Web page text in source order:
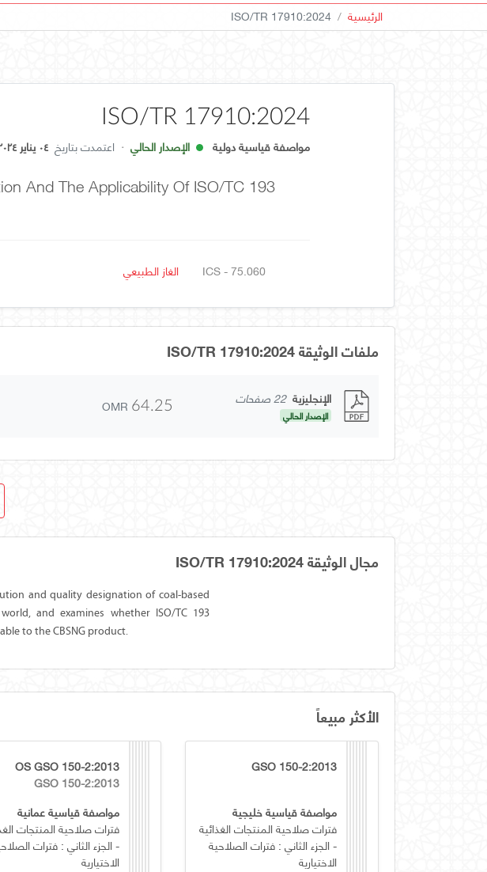
الرئيسية ISO/TR 17910:2024
ISO/TR 17910:2024
مواصفة قياسية دولية الإصدار الحالي · اعتمدت بتاريخ ٠٤ يناير ٢٠٢٤
And The Applicability Of ISO/TC 193
ICS - 75.060 الغاز الطبيعي
ملفات الوثيقة ISO/TR 17910:2024
الإنجليزية 22 صفحات
الإصدار الحالي OMR 64.25
مجال الوثيقة ISO/TR 17910:2024
and quality designation of coal-based
and examines whether ISO/TC 193
to the CBSNG product.
الأكثر مبيعاً
GSO 150-2:2013
مواصفة قياسية خليجية
فترات صلاحية المنتجات الغذائية
- الجزء الثاني : فترات الصلاحية
الاختيارية
OS GSO 150-2:2013
GSO 150-2:2013
مواصفة قياسية عمانية
فترات صلاحية المنتجات
- الجزء الثاني : فترات
الاختيارية